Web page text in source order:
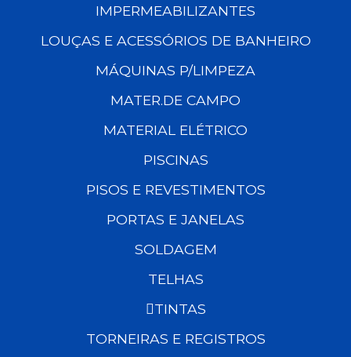
IMPERMEABILIZANTES
LOUÇAS E ACESSÓRIOS DE BANHEIRO
MÁQUINAS P/LIMPEZA
MATER.DE CAMPO
MATERIAL ELÉTRICO
PISCINAS
PISOS E REVESTIMENTOS
PORTAS E JANELAS
SOLDAGEM
TELHAS
TINTAS
TORNEIRAS E REGISTROS